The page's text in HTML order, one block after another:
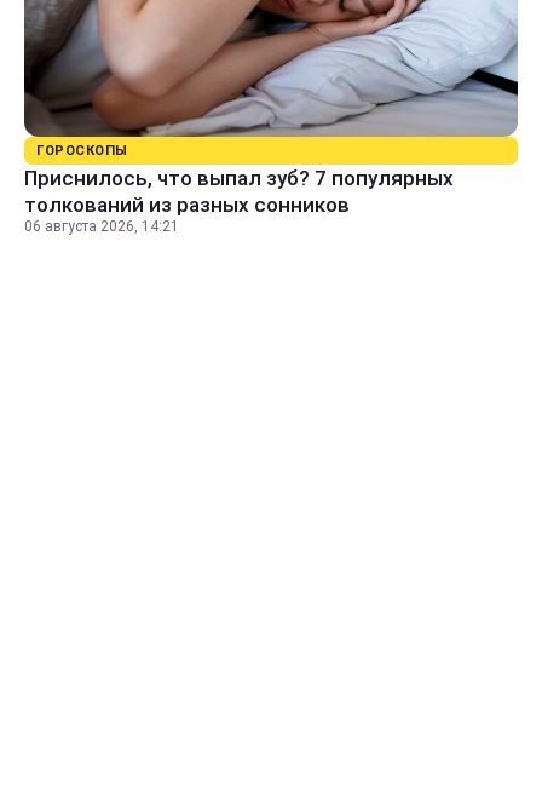
ГОРОСКОПЫ
Приснилось, что выпал зуб? 7 популярных
толкований из разных сонников
06 августа 2026, 14:21